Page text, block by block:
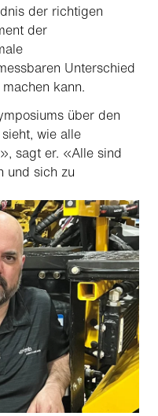
der richtigen
der
Unterschied
kann.
über den
wie alle
sagt er. «Alle sind
und sich zu